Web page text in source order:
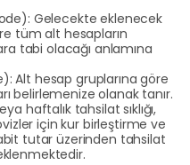
Gelecekte eklenecek
tüm alt hesapların
tabi olacağı anlamına
Alt hesap gruplarına göre
belirlemenize olanak tanır.
haftalık tahsilat sıklığı,
için kur birleştirme ve
tutar üzerinden tahsilat